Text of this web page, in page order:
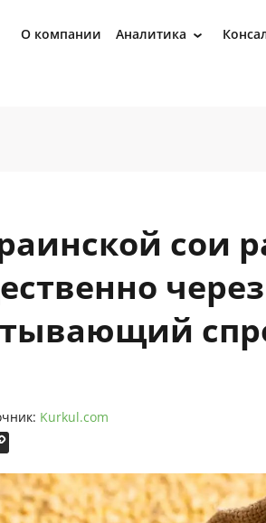
О компании Аналитика ›
сои
через
Kurkul.com